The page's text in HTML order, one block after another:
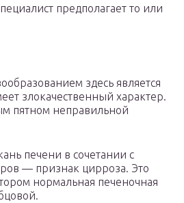
предполагает то или
здесь является
злокачественный характер.
пятном неправильной
печени в сочетании с
— признак цирроза. Это
нормальная печеночная